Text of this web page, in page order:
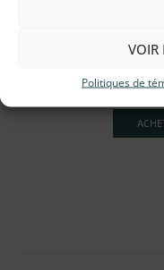
VOIR
Politiques de
Cuire à 350 F
Donne environ 8 gros